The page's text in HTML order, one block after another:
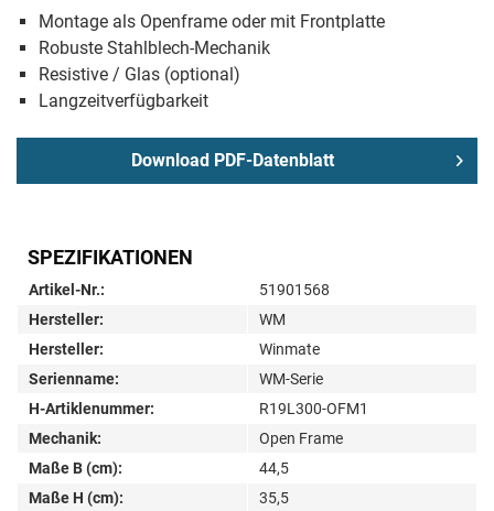
Montage als Openframe oder mit Frontplatte
Robuste Stahlblech-Mechanik
Resistive / Glas (optional)
Langzeitverfügbarkeit
Download PDF-Datenblatt
SPEZIFIKATIONEN
Artikel-Nr.:
51901568
Hersteller:
WM
Hersteller:
Winmate
Serienname:
WM-Serie
H-Artiklenummer:
R19L300-OFM1
Mechanik:
Open Frame
Maße B (cm):
44,5
Maße H (cm):
35,5